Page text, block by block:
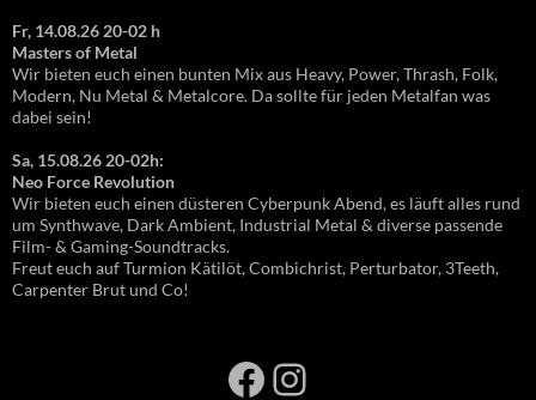
Fr, 14.08.26 20-02 h
Masters of Metal
Wir bieten euch einen bunten Mix aus Heavy, Power, Thrash, Folk,
Modern, Nu Metal & Metalcore. Da sollte für jeden Metalfan was
dabei sein!
Sa, 15.08.26 20-02h:
Neo Force Revolution
Wir bieten euch einen düsteren Cyberpunk Abend, es läuft alles rund
um Synthwave, Dark Ambient, Industrial Metal & diverse passende
Film- & Gaming-Soundtracks.
Freut euch auf Turmion Kätilöt, Combichrist, Perturbator, 3Teeth,
Carpenter Brut und Co!
Facebook
Instagram